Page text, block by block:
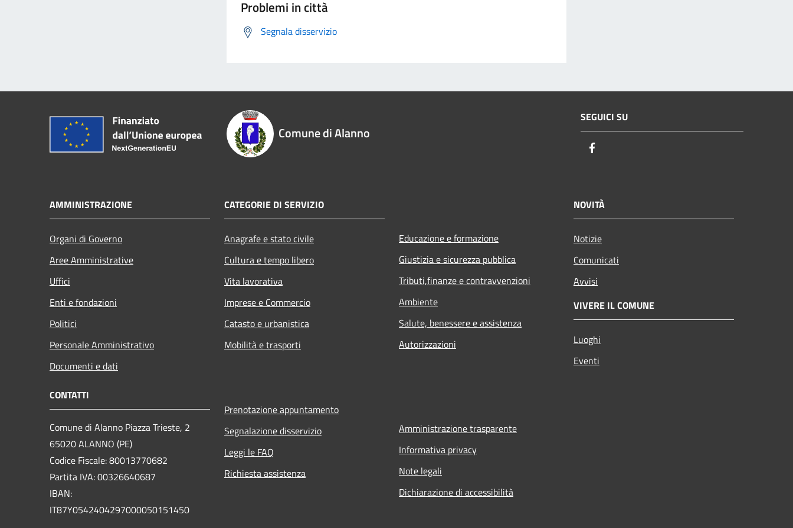
Problemi in città
Segnala disservizio
Comune di Alanno
SEGUICI SU
AMMINISTRAZIONE
Organi di Governo
Aree Amministrative
Uffici
Enti e fondazioni
Politici
Personale Amministrativo
Documenti e dati
CATEGORIE DI SERVIZIO
Anagrafe e stato civile
Cultura e tempo libero
Vita lavorativa
Imprese e Commercio
Catasto e urbanistica
Mobilità e trasporti
Educazione e formazione
Giustizia e sicurezza pubblica
Tributi,finanze e contravvenzioni
Ambiente
Salute, benessere e assistenza
Autorizzazioni
NOVITÀ
Notizie
Comunicati
Avvisi
VIVERE IL COMUNE
Luoghi
Eventi
CONTATTI
Comune di Alanno Piazza Trieste, 2
65020 ALANNO (PE)
Codice Fiscale: 80013770682
Partita IVA: 00326640687
IBAN:
IT87Y0542404297000050151450
Prenotazione appuntamento
Segnalazione disservizio
Leggi le FAQ
Richiesta assistenza
Amministrazione trasparente
Informativa privacy
Note legali
Dichiarazione di accessibilità